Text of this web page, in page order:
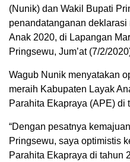
(Nunik) dan Wakil Bupati
penandatanganan
Anak 2020, di Lapangan
Pringsewu, Jum’at (7/2/
Wagub Nunik menyatakan
meraih Kabupaten Layak
Parahita Ekapraya (APE) di
“Dengan pesatnya
Pringsewu, saya optimistis
Parahita Ekapraya di tahun